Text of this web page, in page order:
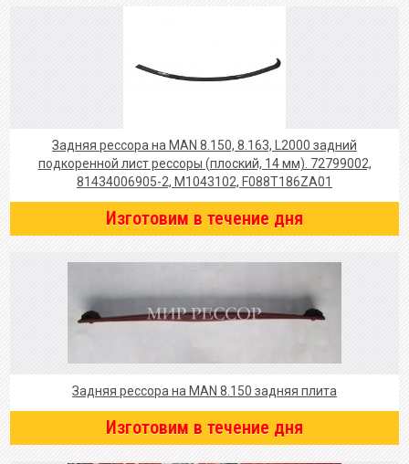
Задняя рессора на MAN 8.150, 8.163, L2000 задний
подкоренной лист рессоры (плоский, 14 мм). 72799002,
81434006905-2, M1043102, F088T186ZA01
Изготовим в течение дня
Задняя рессора на MAN 8.150 задняя плита
Изготовим в течение дня